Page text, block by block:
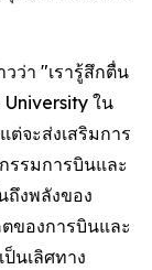
ว่า "เรารู้สึกตื่น
ใน
จะส่งเสริมการ
รมการบินและ
ถึงพลังของ
ของการบินและ
นเลิศทาง